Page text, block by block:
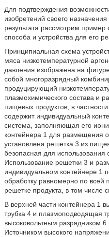
Для подтверждения
изобретений своего
результата рассмотрим
способа и устройства для его
Принципиальная схема
мяса низкотемпературной
давления изображена на
собой многоразрядный
продуцирующий
плазмохимического состава и
пищевых продуктов, в
содержит индивидуальный
система, заполняющая его
контейнера 1 для размещения
установлена решетка 3 из
безопасная для
Использование решетки 3 и
индивидуальном контейнере 1
обработку равномерно по
решетке продукта, в том числе
В верхней части контейнера 1
трубка 4 и плазмоподводящая
высоковольтным разрядником
Источником высокого